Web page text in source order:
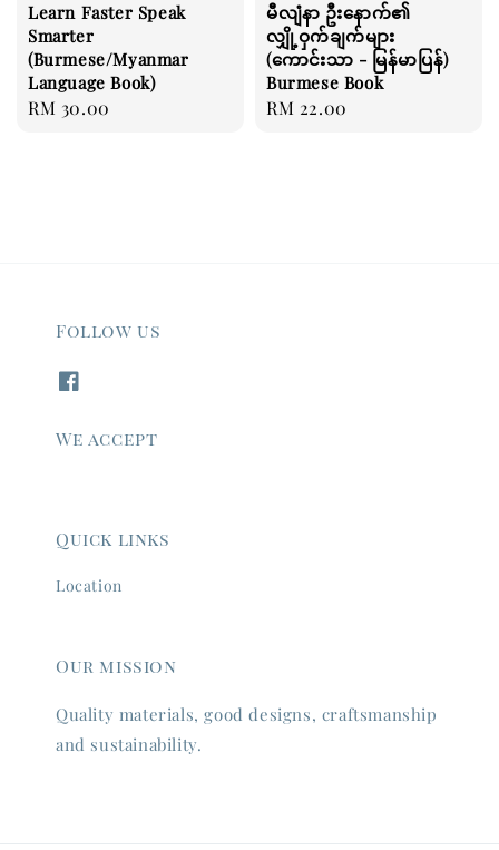
Learn Faster Speak
Smarter
(Burmese/Myanmar
Language Book)
Regular
RM 30.00
မီလျံနာ ဦးနောက်၏
လျှို့ဝှက်ချက်များ
(ကောင်းသာ - မြန်မာပြန်)
Burmese Book
Regular
RM 22.00
Follow us
We accept
Quick links
Location
Our mission
Quality materials, good designs, craftsmanship
and sustainability.